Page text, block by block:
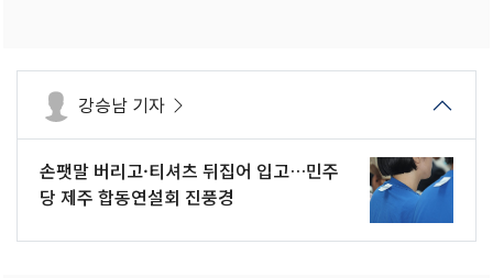
강승남 기자
손팻말 버리고·티셔츠 뒤집어 입고…민주
당 제주 합동연설회 진풍경